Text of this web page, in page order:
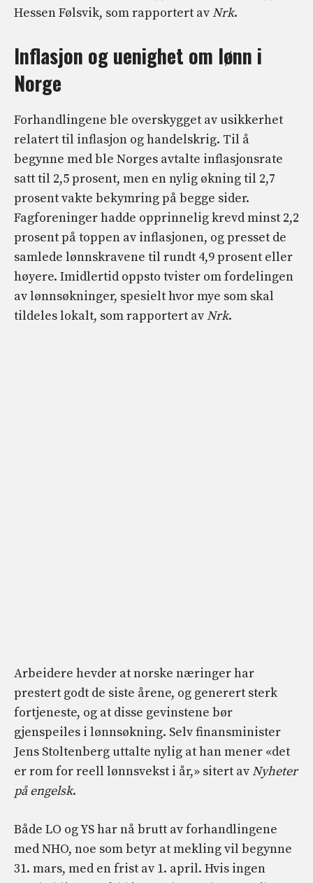
Hessen Følsvik, som rapportert avNrk.
Inflasjon og uenighet om lønn i
Norge
Forhandlingene ble overskygget av usikkerhet
relatert til inflasjon og handelskrig. Til å
begynne med ble Norges avtalte inflasjonsrate
satt til 2,5 prosent, men en nylig økning til 2,7
prosent vakte bekymring på begge sider.
Fagforeninger hadde opprinnelig krevd minst 2,2
prosent på toppen av inflasjonen, og presset de
samlede lønnskravene til rundt 4,9 prosent eller
høyere. Imidlertid oppsto tvister om fordelingen
av lønnsøkninger, spesielt hvor mye som skal
tildeles lokalt, som rapportert avNrk.
Arbeidere hevder at norske næringer har
prestert godt de siste årene, og generert sterk
fortjeneste, og at disse gevinstene bør
gjenspeiles i lønnsøkning. Selv finansminister
Jens Stoltenberg uttalte nylig at han mener «det
er rom for reell lønnsvekst i år,» sitert avNyheter
på engelsk.
Både LO og YS har nå brutt av forhandlingene
med NHO, noe som betyr at mekling vil begynne
31. mars, med en frist av 1. april. Hvis ingen